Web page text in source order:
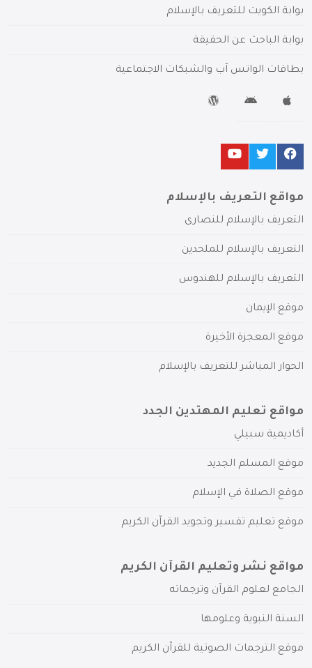
بوابة الكويت للتعريف بالإسلام
بوابة الباحث عن الحقيقة
بطاقات الواتس آب والشبكات الاجتماعية
مواقع التعريف بالإسلام
التعريف بالإسلام للنصارى
التعريف بالإسلام للملحدين
التعريف بالإسلام للهندوس
موقع الإيمان
موقع المعجزة الأخيرة
الحوار المباشر للتعريف بالإسلام
مواقع تعليم المهتدين الجدد
أكاديمية سبيلي
موقع المسلم الجديد
موقع الصلاة في الإسلام
موقع تعليم تفسير وتجويد القرآن الكريم
مواقع نشر وتعليم القرآن الكريم
الجامع لعلوم القرآن وترجماته
السنة النبوية وعلومها
موقع الترجمات الصوتية للقرآن الكريم